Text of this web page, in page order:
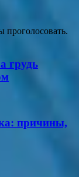
проголосовать.
грудь
причины,